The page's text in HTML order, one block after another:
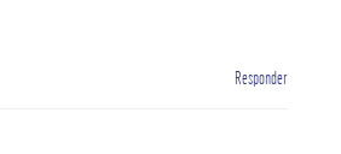
Responder